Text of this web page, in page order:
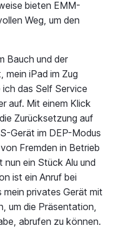
bieten EMM-
Weg, um den
Bauch und der
mein iPad im Zug
das Self Service
auf. Mit einem Klick
Zurücksetzung auf
Gerät im DEP-Modus
Fremden in Betrieb
ein Stück Alu und
ist ein Anruf bei
mein privates Gerät mit
um die Präsentation,
abrufen zu können.